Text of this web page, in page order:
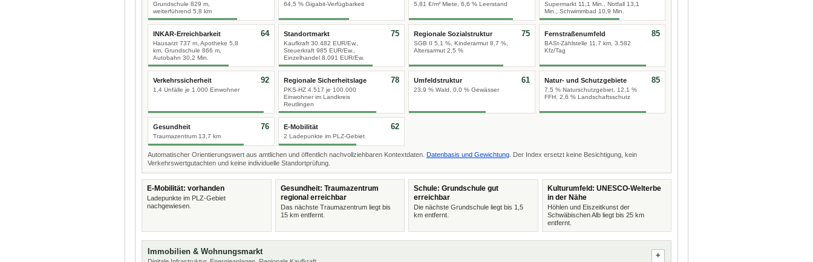
Grundschule 829 m,
weiterführend 5,8 km
64,5 % Gigabit-Verfügbarkeit 5,81 €/m² Miete, 6,6 % Leerstand
Supermarkt 11,1 Min., Notfall 13,1
Min., Schwimmbad 10,9 Min.
INKAR-Erreichbarkeit
Hausarzt 737 m, Apotheke 5,8
km, Grundschule 866 m,
Autobahn 30,2 Min.
64 Standortmarkt
Kaufkraft 30.482 EUR/Ew.,
Steuerkraft 985 EUR/Ew.,
Einzelhandel 8.091 EUR/Ew.
75 Regionale Sozialstruktur
SGB II 5,1 %, Kinderarmut 8,7 %,
Altersarmut 2,5 %
75 Fernstraßenumfeld
BASt-Zählstelle 11,7 km, 3.582
Kfz/Tag
85
Verkehrssicherheit
1,4 Unfälle je 1.000 Einwohner
92 Regionale Sicherheitslage
PKS-HZ 4.517 je 100.000
Einwohner im Landkreis
Reutlingen
78 Umfeldstruktur
23,9 % Wald, 0,0 % Gewässer
61 Natur- und Schutzgebiete
7,5 % Naturschutzgebiet, 12,1 %
FFH, 2,6 % Landschaftsschutz
85
Gesundheit
Traumazentrum 13,7 km
76 E-Mobilität
2 Ladepunkte im PLZ-Gebiet
62
Automatischer Orientierungswert aus amtlichen und öffentlich nachvollziehbaren Kontextdaten. Datenbasis und Gewichtung . Der Index ersetzt keine Besichtigung, kein
Verkehrswertgutachten und keine individuelle Standortprüfung.
E-Mobilität: vorhanden
Ladepunkte im PLZ-Gebiet
nachgewiesen.
Gesundheit: Traumazentrum
regional erreichbar
Das nächste Traumazentrum liegt bis
15 km entfernt.
Schule: Grundschule gut
erreichbar
Die nächste Grundschule liegt bis 1,5
km entfernt.
Kulturumfeld: UNESCO-Welterbe
in der Nähe
Höhlen und Eiszeitkunst der
Schwäbischen Alb liegt bis 25 km
entfernt.
Immobilien & Wohnungsmarkt